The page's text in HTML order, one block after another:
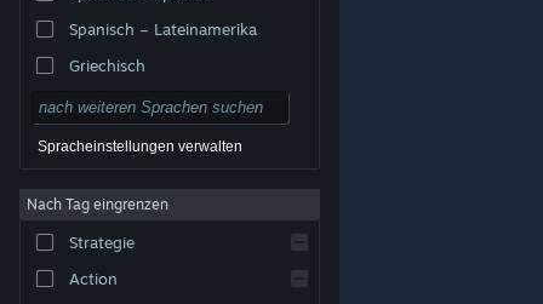
© Valve Corporation. Alle Rechte vorbehalten. Alle
USA und anderen Ländern.
Rechtliches
Barrierefreiheit
Nutzungsvertrag
Spanisch – Lateinamerika
Griechisch
Spracheinstellungen verwalten
Nach Tag eingrenzen
Strategie
Action